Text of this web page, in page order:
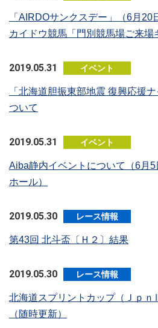
「AIRDOサンクスデー」（6月20
カイドウ競馬「門別競馬場ご来場
2019.05.31 イベント
「北海道胆振東部地震 復興応援
ついて
2019.05.31 イベント
Aiba静内イベントについて（6月
ホール）
2019.05.30 レース情報
第43回 北斗盃〔Ｈ２〕結果
2019.05.30 レース情報
北海道スプリントカップ（Ｊｐ
（随時更新）